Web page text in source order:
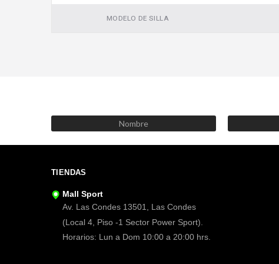
MODELO DE SILLA
TIENDAS
Mall Sport
Av. Las Condes 13501, Las Condes
(Local 4, Piso -1 Sector Power Sport).
Horarios: Lun a Dom 10:00 a 20:00 hrs.